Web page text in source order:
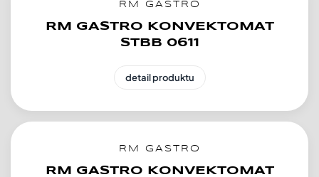
RM GASTRO
RM GASTRO KONVEKTOMAT
STBB 0611
detail produktu
RM GASTRO
RM GASTRO KONVEKTOMAT